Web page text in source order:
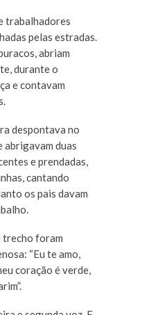
trabalhadores
pelas estradas.
abriam
durante o
e contavam
despontava no
abrigavam duas
e prendadas,
cantando
os pais davam
trecho foram
“Eu te amo,
coração é verde,